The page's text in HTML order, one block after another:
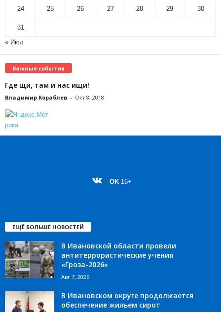
24 25 26 27 28 29 30
31
« Июл
Важные события
Где щи, там и нас ищи!
Владимир Кораблев - Окт 8, 2018
OK 16+
ЕЩЁ БОЛЬШЕ НОВОСТЕЙ
В Ивановской области провели
антитеррористические учения
«Гроза-2026»
Авг 7, 2026
В Ивановском округе продолжается
обеспечение жильем сирот